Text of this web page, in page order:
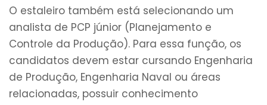
O estaleiro também está selecionando um
analista de PCP júnior (Planejamento e
Controle da Produção). Para essa função, os
candidatos devem estar cursando Engenharia
de Produção, Engenharia Naval ou áreas
relacionadas, possuir conhecimento